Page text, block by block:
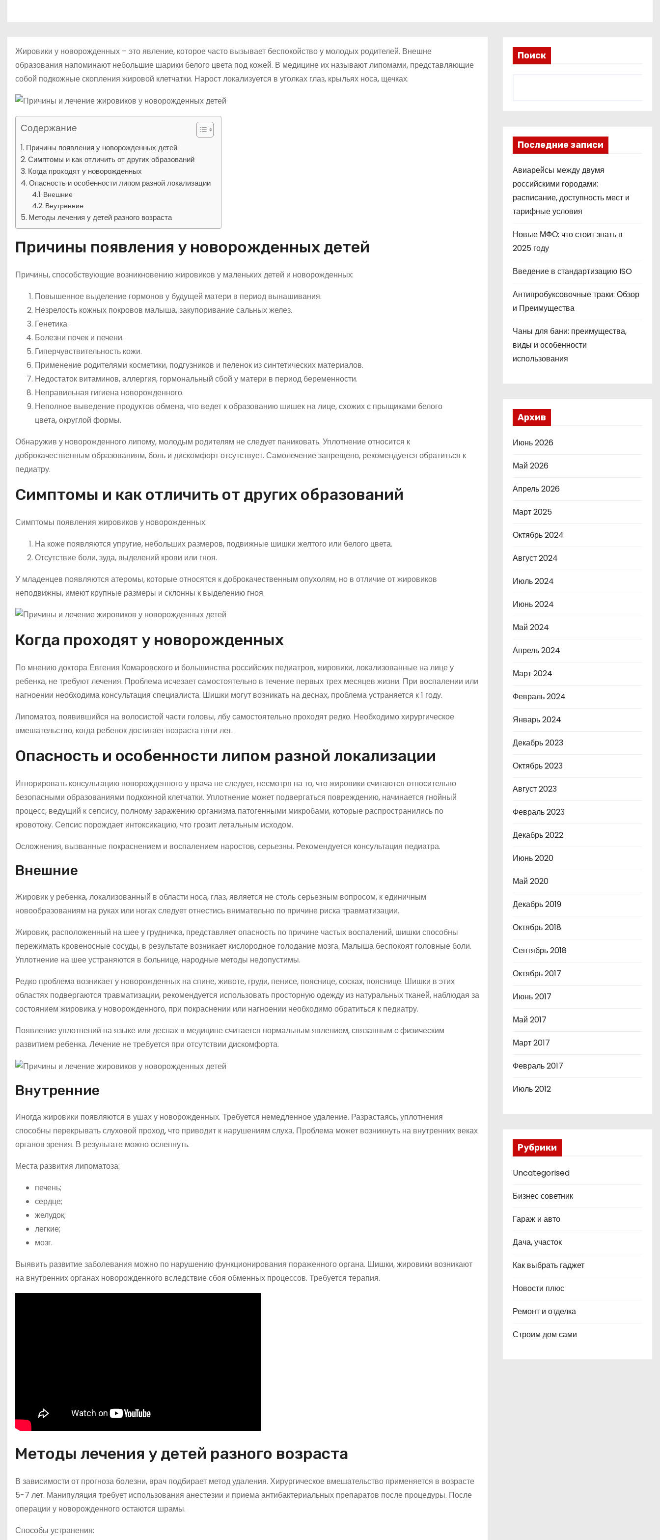
Жировики у новорожденных – это явление, которое часто вызывает беспокойство у молодых родителей. Внешне
образования напоминают небольшие шарики белого цвета под кожей. В медицине их называют липомами, представляющие
собой подкожные скопления жировой клетчатки. Нарост локализуется в уголках глаз, крыльях носа, щечках.
Содержание
Причины появления у новорожденных детей
Симптомы и как отличить от других образований
Когда проходят у новорожденных
Опасность и особенности липом разной локализации
Внешние
Внутренние
Методы лечения у детей разного возраста
Причины появления у новорожденных детей
Причины, способствующие возникновению жировиков у маленьких детей и новорожденных:
Повышенное выделение гормонов у будущей матери в период вынашивания.
Незрелость кожных покровов малыша, закупоривание сальных желез.
Генетика.
Болезни почек и печени.
Гиперчувствительность кожи.
Применение родителями косметики, подгузников и пеленок из синтетических материалов.
Недостаток витаминов, аллергия, гормональный сбой у матери в период беременности.
Неправильная гигиена новорожденного.
Неполное выведение продуктов обмена, что ведет к образованию шишек на лице, схожих с прыщиками белого
цвета, округлой формы.
Обнаружив у новорожденного липому, молодым родителям не следует паниковать. Уплотнение относится к
доброкачественным образованиям, боль и дискомфорт отсутствует. Самолечение запрещено, рекомендуется обратиться к
педиатру.
Симптомы и как отличить от других образований
Симптомы появления жировиков у новорожденных:
На коже появляются упругие, небольших размеров, подвижные шишки желтого или белого цвета.
Отсутствие боли, зуда, выделений крови или гноя.
У младенцев появляются атеромы, которые относятся к доброкачественным опухолям, но в отличие от жировиков
неподвижны, имеют крупные размеры и склонны к выделению гноя.
Когда проходят у новорожденных
По мнению доктора Евгения Комаровского и большинства российских педиатров, жировики, локализованные на лице у
ребенка, не требуют лечения. Проблема исчезает самостоятельно в течение первых трех месяцев жизни. При воспалении или
нагноении необходима консультация специалиста. Шишки могут возникать на деснах, проблема устраняется к 1 году.
Липоматоз, появившийся на волосистой части головы, лбу самостоятельно проходят редко. Необходимо хирургическое
вмешательство, когда ребенок достигает возраста пяти лет.
Опасность и особенности липом разной локализации
Игнорировать консультацию новорожденного у врача не следует, несмотря на то, что жировики считаются относительно
безопасными образованиями подкожной клетчатки. Уплотнение может подвергаться повреждению, начинается гнойный
процесс, ведущий к сепсису, полному заражению организма патогенными микробами, которые распространились по
кровотоку. Сепсис порождает интоксикацию, что грозит летальным исходом.
Осложнения, вызванные покраснением и воспалением наростов, серьезны. Рекомендуется консультация педиатра.
Внешние
Жировик у ребенка, локализованный в области носа, глаз, является не столь серьезным вопросом, к единичным
новообразованиям на руках или ногах следует отнестись внимательно по причине риска травматизации.
Жировик, расположенный на шее у грудничка, представляет опасность по причине частых воспалений, шишки способны
пережимать кровеносные сосуды, в результате возникает кислородное голодание мозга. Малыша беспокоят головные боли.
Уплотнение на шее устраняются в больнице, народные методы недопустимы.
Редко проблема возникает у новорожденных на спине, животе, груди, пенисе, пояснице, сосках, пояснице. Шишки в этих
областях подвергаются травматизации, рекомендуется использовать просторную одежду из натуральных тканей, наблюдая за
состоянием жировика у новорожденного, при покраснении или нагноении необходимо обратиться к педиатру.
Появление уплотнений на языке или деснах в медицине считается нормальным явлением, связанным с физическим
развитием ребенка. Лечение не требуется при отсутствии дискомфорта.
Внутренние
Иногда жировики появляются в ушах у новорожденных. Требуется немедленное удаление. Разрастаясь, уплотнения
способны перекрывать слуховой проход, что приводит к нарушениям слуха. Проблема может возникнуть на внутренних веках
органов зрения. В результате можно ослепнуть.
Места развития липоматоза:
печень;
сердце;
желудок;
легкие;
мозг.
Выявить развитие заболевания можно по нарушению функционирования пораженного органа. Шишки, жировики возникают
на внутренних органах новорожденного вследствие сбоя обменных процессов. Требуется терапия.
Методы лечения у детей разного возраста
В зависимости от прогноза болезни, врач подбирает метод удаления. Хирургическое вмешательство применяется в возрасте
5-7 лет. Манипуляция требует использования анестезии и приема антибактериальных препаратов после процедуры. После
операции у новорожденного остаются шрамы.
Способы устранения:
Поиск
Последние записи
Авиарейсы между двумя
российскими городами:
расписание, доступность мест и
тарифные условия
Новые МФО: что стоит знать в
2025 году
Введение в стандартизацию ISO
Антипробуксовочные траки: Обзор
и Преимущества
Чаны для бани: преимущества,
виды и особенности
использования
Архив
Июнь 2026
Май 2026
Апрель 2026
Март 2025
Октябрь 2024
Август 2024
Июль 2024
Июнь 2024
Май 2024
Апрель 2024
Март 2024
Февраль 2024
Январь 2024
Декабрь 2023
Октябрь 2023
Август 2023
Февраль 2023
Декабрь 2022
Июнь 2020
Май 2020
Декабрь 2019
Октябрь 2018
Сентябрь 2018
Октябрь 2017
Июнь 2017
Май 2017
Март 2017
Февраль 2017
Июль 2012
Рубрики
Uncategorised
Бизнес советник
Гараж и авто
Дача, участок
Как выбрать гаджет
Новости плюс
Ремонт и отделка
Строим дом сами